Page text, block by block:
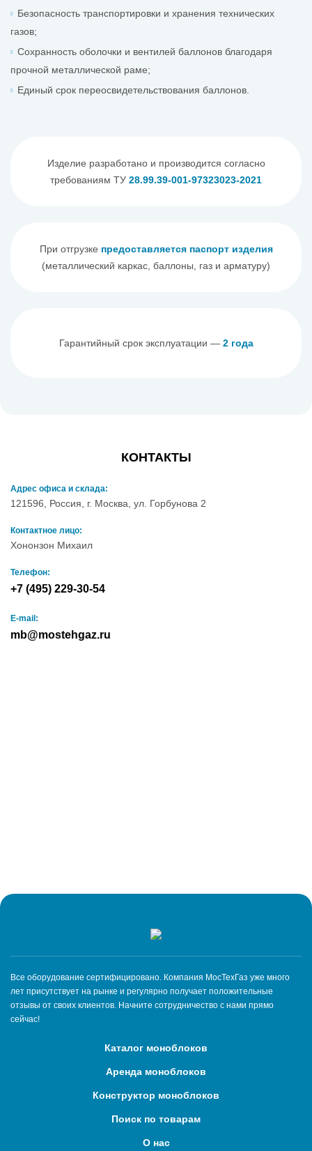
Безопасность транспортировки и хранения технических
газов;
Сохранность оболочки и вентилей баллонов благодаря
прочной металлической раме;
Единый срок переосвидетельствования баллонов.
Изделие разработано и производится согласно
требованиям ТУ 28.99.39-001-97323023-2021
При отгрузке предоставляется паспорт изделия
(металлический каркас, баллоны, газ и арматуру)
Гарантийный срок эксплуатации — 2 года
КОНТАКТЫ
Адрес офиса и склада:
121596, Россия, г. Москва, ул. Горбунова 2
Контактное лицо:
Хононзон Михаил
Телефон:
+7 (495) 229-30-54
E-mail:
mb@mostehgaz.ru
Все оборудование сертифицировано. Компания МосТехГаз уже много
лет присутствует на рынке и регулярно получает положительные
отзывы от своих клиентов. Начните сотрудничество с нами прямо
сейчас!
Каталог моноблоков
Аренда моноблоков
Конструктор моноблоков
Поиск по товарам
О нас